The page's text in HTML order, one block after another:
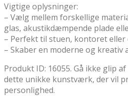
Vigtige oplysninger:
– Vælg mellem forskellige
glas, akustikdæmpende plade
– Perfekt til stuen, kontoret
– Skaber en moderne og
Produkt ID: 16055. Gå ikke glip
dette unikke kunstværk, der vil
personlighed.